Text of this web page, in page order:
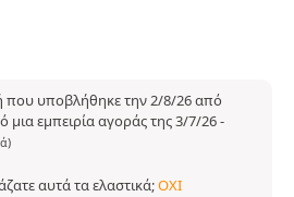
που υποβλήθηκε την 2/8/26 από
μια εμπειρία αγοράς της 3/7/26-
αυτά τα ελαστικά;ΌΧΙ